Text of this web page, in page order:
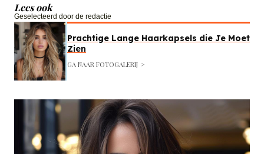
Lees ook
Geselecteerd door de redactie
Prachtige Lange Haarkapsels die Je Moet
Zien
GA NAAR FOTOGALERIJ